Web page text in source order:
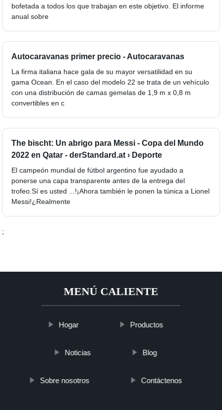
bofetada a todos los que trabajan en este objetivo. El informe
anual sobre
Autocaravanas primer precio - Autocaravanas
La firma italiana hace gala de su mayor versatilidad en su
gama Ocean. En el caso del modelo 22 se trata de un vehículo
con una distribución de camas gemelas de 1,9 m x 0,8 m
convertibles en c
The bischt: Un abrigo para Messi - Copa del Mundo
2022 en Qatar - derStandard.at › Deporte
El campeón mundial de fútbol argentino fue ayudado a
ponerse una capa transparente antes de la entrega del
trofeo.Sí es usted ...!¡Ahora también le ponen la túnica a Lionel
Messi!¿Realmente
;
MENÚ CALIENTE
Hogar Productos
Noticias Blog
Sobre nosotros Contáctenos